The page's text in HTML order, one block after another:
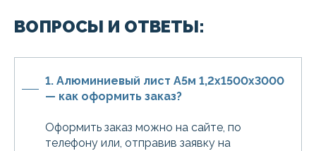
ВОПРОСЫ И ОТВЕТЫ:
1. Алюминиевый лист А5м 1,2х1500х3000
— как оформить заказ?
Оформить заказ можно на сайте, по
телефону или, отправив заявку на